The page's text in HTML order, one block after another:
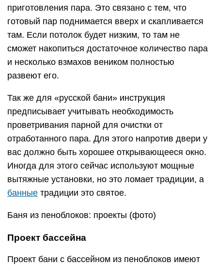
приготовления пара. Это связано с тем, что
готовый пар поднимается вверх и скапливается
там. Если потолок будет низким, то там не
сможет накопиться достаточное количество пара
и несколько взмахов веником полностью
развеют его.
Так же для «русской бани» инструкция
предписывает учитывать необходимость
проветривания парной для очистки от
отработанного пара. Для этого напротив двери у
вас должно быть хорошее открывающееся окно.
Иногда для этого сейчас используют мощные
вытяжные установки, но это ломает традиции, а
банные традиции это святое.
Баня из пеноблоков: проекты (фото)
Проект бассейна
Проект бани с бассейном из пеноблоков имеют